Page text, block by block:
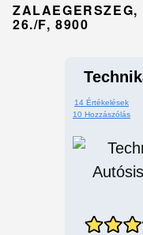
26./F, 8900
14 Értékelések
10 Hozzászólás